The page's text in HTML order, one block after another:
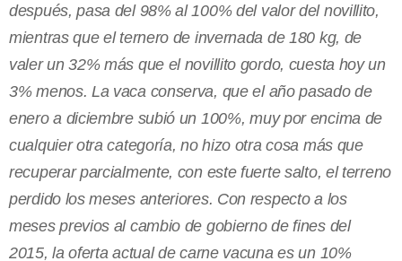
después, pasa del 98% al 100% del valor del novillito,
mientras que el ternero de invernada de 180 kg, de
valer un 32% más que el novillito gordo, cuesta hoy un
3% menos. La vaca conserva, que el año pasado de
enero a diciembre subió un 100%, muy por encima de
cualquier otra categoría, no hizo otra cosa más que
recuperar parcialmente, con este fuerte salto, el terreno
perdido los meses anteriores. Con respecto a los
meses previos al cambio de gobierno de fines del
2015, la oferta actual de carne vacuna es un 10%